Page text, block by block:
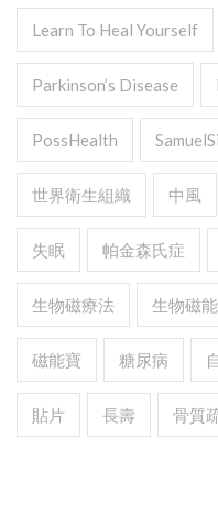
Learn To Heal Yourself
Parkinson’s Disease
PossHealth
世界衛生組織 中風
失眠 帕金森氏症
生物磁療法 生物磁
磁能寶 糖尿病
貼片 長壽 骨質